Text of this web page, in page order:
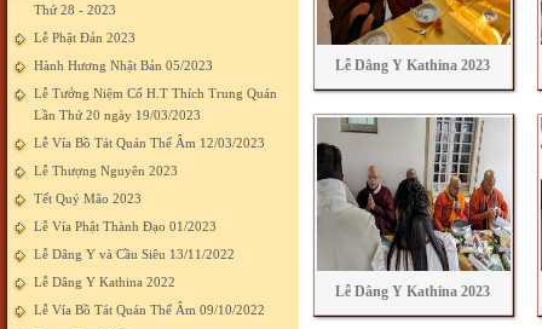
Thứ 28 - 2023
Lễ Phật Đản 2023
Hành Hương Nhật Bản 05/2023
Lễ Tưởng Niệm Cố H.T Thích Trung Quán
Lần Thứ 20 ngày 19/03/2023
Lễ Vía Bồ Tát Quán Thế Âm 12/03/2023
Lễ Thượng Nguyên 2023
Tết Quý Mão 2023
Lễ Vía Phật Thành Đạo 01/2023
Lễ Dâng Y và Cầu Siêu 13/11/2022
Lễ Dâng Y Kathina 2022
Lễ Vía Bồ Tát Quán Thế Âm 09/10/2022
Lễ Dâng Y Kathina 2023
Lễ Dâng Y Kathina 2023